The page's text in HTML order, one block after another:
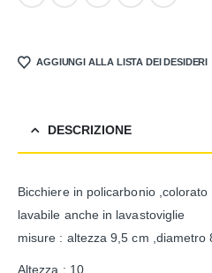
AGGIUNGI ALLA LISTA DEI DESIDERI
DESCRIZIONE
Bicchiere in policarbonio ,colorato
lavabile anche in lavastoviglie
misure : altezza 9,5 cm ,diametro
Altezza : 10